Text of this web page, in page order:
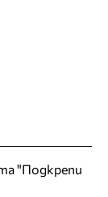
"Подкрепи